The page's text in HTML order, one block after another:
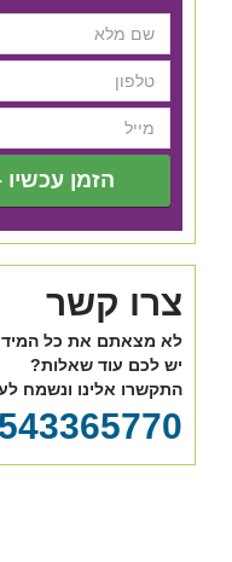
הזמן
צרו קשר
לא מצאתם את כל
יש לכם עוד שאלות?
התקשרו אלינו ונשמח